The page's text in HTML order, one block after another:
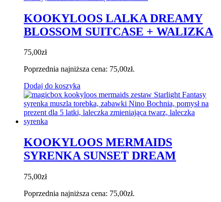
KOOKYLOOS LALKA DREAMY
BLOSSOM SUITCASE + WALIZKA
75,00zł
Poprzednia najniższa cena: 75,00zł.
Dodaj do koszyka
KOOKYLOOS MERMAIDS
SYRENKA SUNSET DREAM
75,00zł
Poprzednia najniższa cena: 75,00zł.